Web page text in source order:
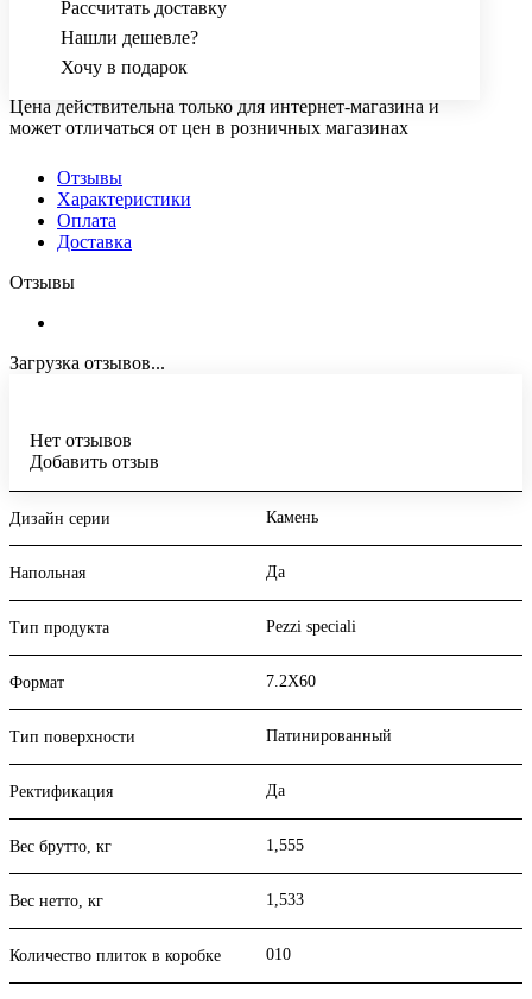
Рассчитать доставку
Нашли дешевле?
Хочу в подарок
Цена действительна только для интернет-магазина и
может отличаться от цен в розничных магазинах
Отзывы
Характеристики
Оплата
Доставка
Отзывы
Загрузка отзывов...
Нет отзывов
Добавить отзыв
Дизайн серии Камень
Напольная Да
Тип продукта Pezzi speciali
Формат 7.2X60
Тип поверхности Патинированный
Ректификация Да
Вес брутто, кг 1,555
Вес нетто, кг 1,533
Количество плиток в коробке 010